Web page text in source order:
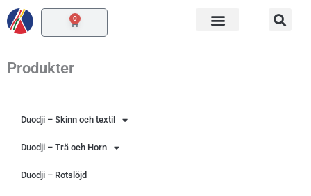
Hoppa
till
0
Varukorg
Produkter
Duodji – Skinn och textil
Duodji – Trä och Horn
Duodji – Rotslöjd